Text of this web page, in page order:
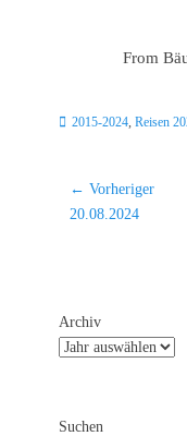
From
Kategorien
2015-2024, Reisen
← Vorheriger
Vorheriger
20.08.2024
Archiv
Suchen